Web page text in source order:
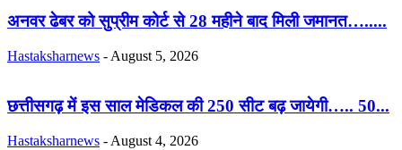
अनवर ढेबर को सुप्रीम कोर्ट से 28 महीने बाद मिली जमानत….....
Hastaksharnews - August 5, 2026
छत्तीसगढ़ में इस साल मेडिकल की 250 सीट बढ़ जायेगी….. 50...
Hastaksharnews - August 4, 2026